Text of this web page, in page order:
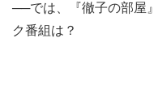
──では、『徹子の部屋
ク番組は？